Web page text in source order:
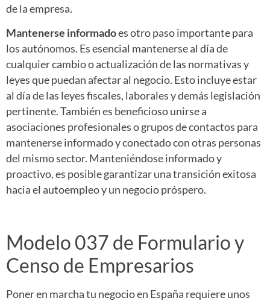
de la empresa.
Mantenerse informadoes otro paso importante para
los autónomos. Es esencial mantenerse al día de
cualquier cambio o actualización de las normativas y
leyes que puedan afectar al negocio. Esto incluye estar
al día de las leyes fiscales, laborales y demás legislación
pertinente. También es beneficioso unirse a
asociaciones profesionales o grupos de contactos para
mantenerse informado y conectado con otras personas
del mismo sector. Manteniéndose informado y
proactivo, es posible garantizar una transición exitosa
hacia el autoempleo y un negocio próspero.
Modelo 037 de Formulario y
Censo de Empresarios
Poner en marcha tu negocio en España requiere unos